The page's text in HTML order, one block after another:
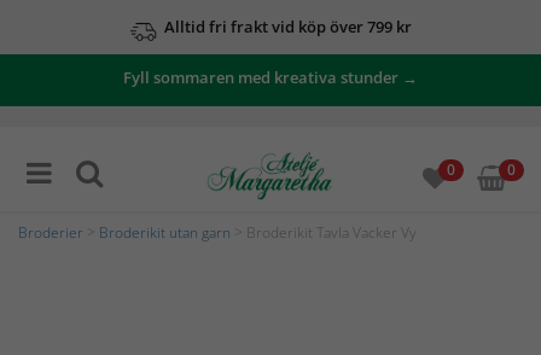
Alltid fri frakt vid köp över 799 kr
Fyll sommaren med kreativa stunder →
0 0
Broderier Broderikit utan garn > Broderikit Tavla Vacker Vy